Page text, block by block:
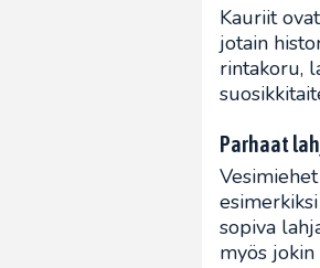
Kauriit
jotain
rintakoru,
Parhaat
sopiva
myös